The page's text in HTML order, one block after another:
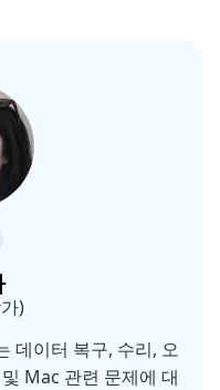
)
데이터 복구, 수리, 오
Mac 관련 문제에 대